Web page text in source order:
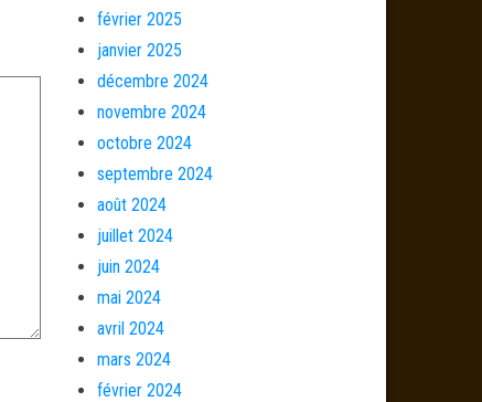
février 2025
janvier 2025
décembre 2024
novembre 2024
octobre 2024
septembre 2024
août 2024
juillet 2024
juin 2024
mai 2024
avril 2024
mars 2024
février 2024